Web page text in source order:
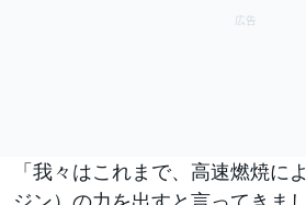
「我々はこれまで、高速燃焼に